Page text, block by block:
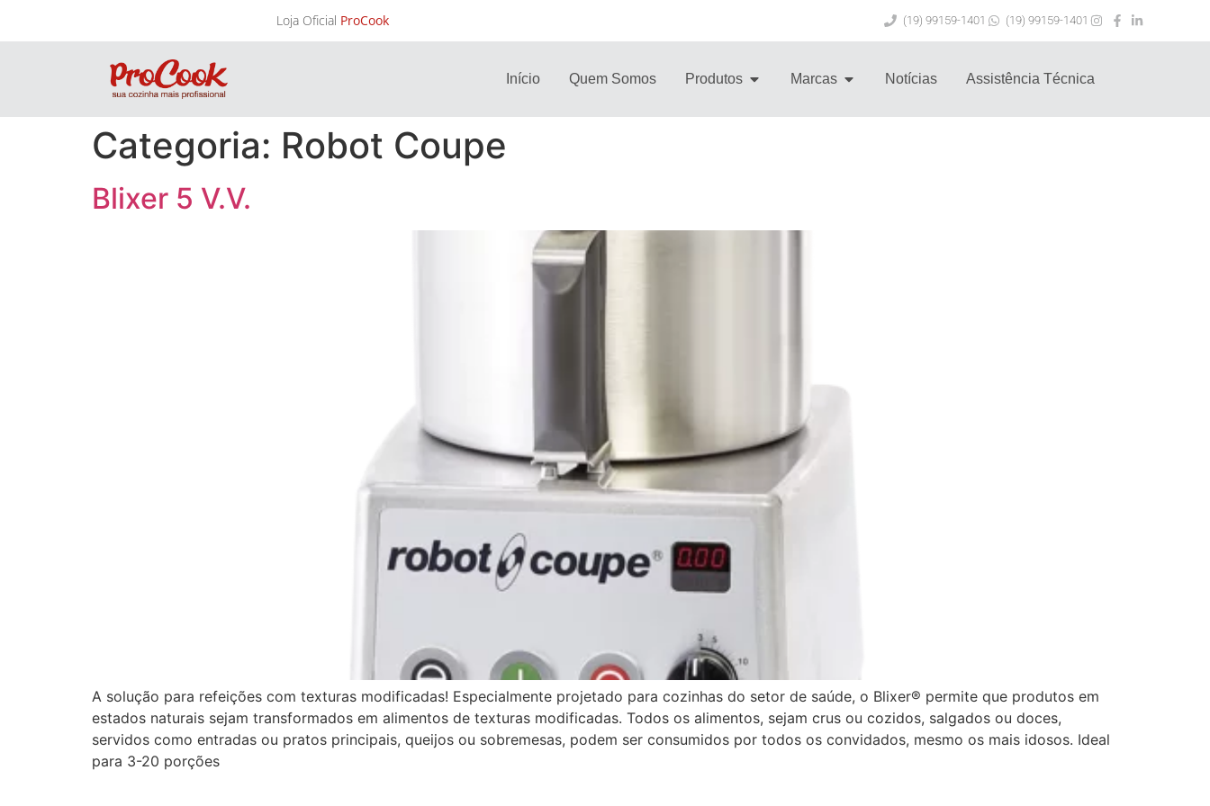
Loja Oficial ProCook (19) 99159-1401 (19) 99159-1401
Início Quem Somos Produtos Marcas Notícias Assistência Técnica
Categoria: Robot Coupe
Blixer 5 V.V.
A solução para refeições com texturas modificadas! Especialmente projetado para cozinhas do setor de saúde, o Blixer® permite que produtos em
estados naturais sejam transformados em alimentos de texturas modificadas. Todos os alimentos, sejam crus ou cozidos, salgados ou doces,
servidos como entradas ou pratos principais, queijos ou sobremesas, podem ser consumidos por todos os convidados, mesmo os mais idosos. Ideal
para 3-20 porções